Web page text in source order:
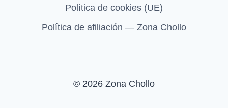
Política de cookies (UE)
Política de afiliación — Zona Chollo
© 2026 Zona Chollo